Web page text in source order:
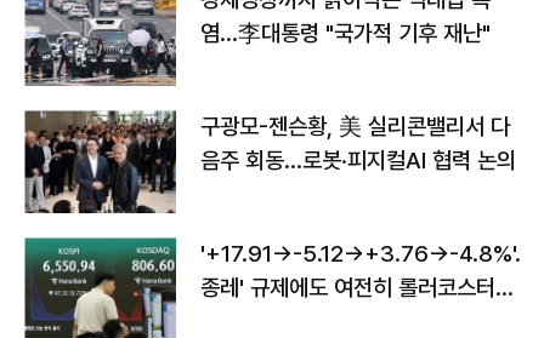
염…李대통령 "국가적 기후 재난"
구광모-젠슨황, 美 실리콘밸리서 다
음주 회동…로봇·피지컬AI 협력 논의
'+17.91→-5.12→+3.76→-4.8%'…'
종레' 규제에도 여전히 롤러코스터